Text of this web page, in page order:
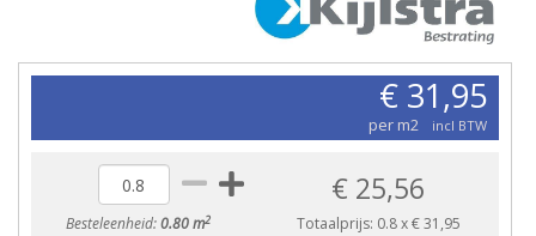
€ 31,95
per m2 incl BTW
Besteleenheid:0.80 m2
€ 25,56
Totaalprijs: 0.8x€ 31,95